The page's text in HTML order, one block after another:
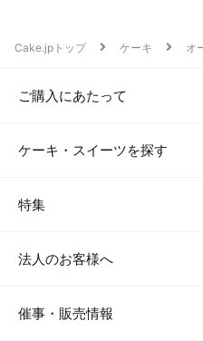
Cake.jpトップ ケーキ オ
ご購入にあたって
ケーキ・スイーツを探す
特集
法人のお客様へ
催事・販売情報